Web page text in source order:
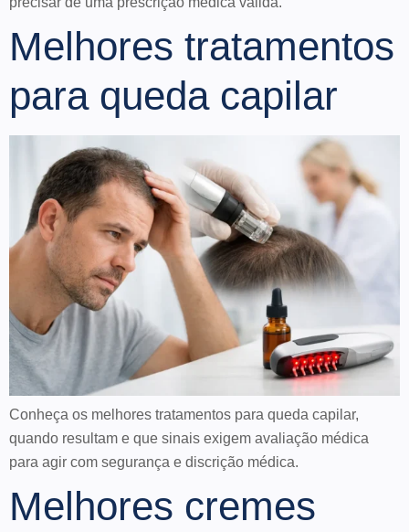
Melhores tratamentos
para queda capilar
Conheça os melhores tratamentos para queda capilar,
quando resultam e que sinais exigem avaliação médica
para agir com segurança e discrição médica.
Melhores cremes